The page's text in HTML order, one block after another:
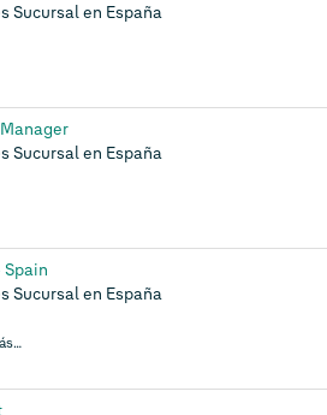
Sucursal en España
Sucursal en España
Sucursal en España